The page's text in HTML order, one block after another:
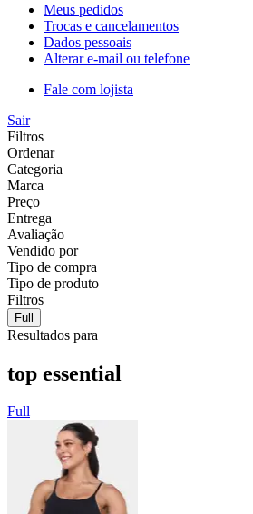
Meus pedidos
Trocas e cancelamentos
Dados pessoais
Alterar e-mail ou telefone
Fale com lojista
Sair
Filtros
Ordenar
Categoria
Marca
Preço
Entrega
Avaliação
Vendido por
Tipo de compra
Tipo de produto
Filtros
Full
Resultados para
top essential
Full